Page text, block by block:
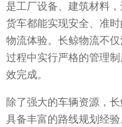
是工厂设备、建筑材料
货车都能实现安全、准
物流体验。长鲸物流不
过程中实行严格的管理
效完成。
除了强大的车辆资源，
具备丰富的路线规划经